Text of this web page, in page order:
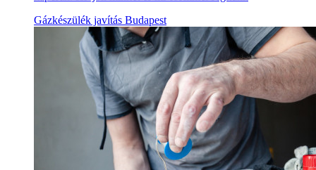
Gázkészülék javítás Budapest